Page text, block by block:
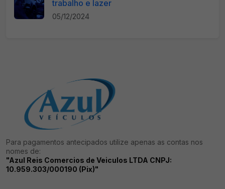
trabalho e lazer
05/12/2024
Para pagamentos antecipados utilize apenas as contas nos
nomes de:
"Azul Reis Comercios de Veiculos LTDA CNPJ:
10.959.303/000190 (Pix)"